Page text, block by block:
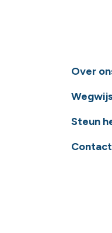
Over
Wegwijs
Steun
Contact